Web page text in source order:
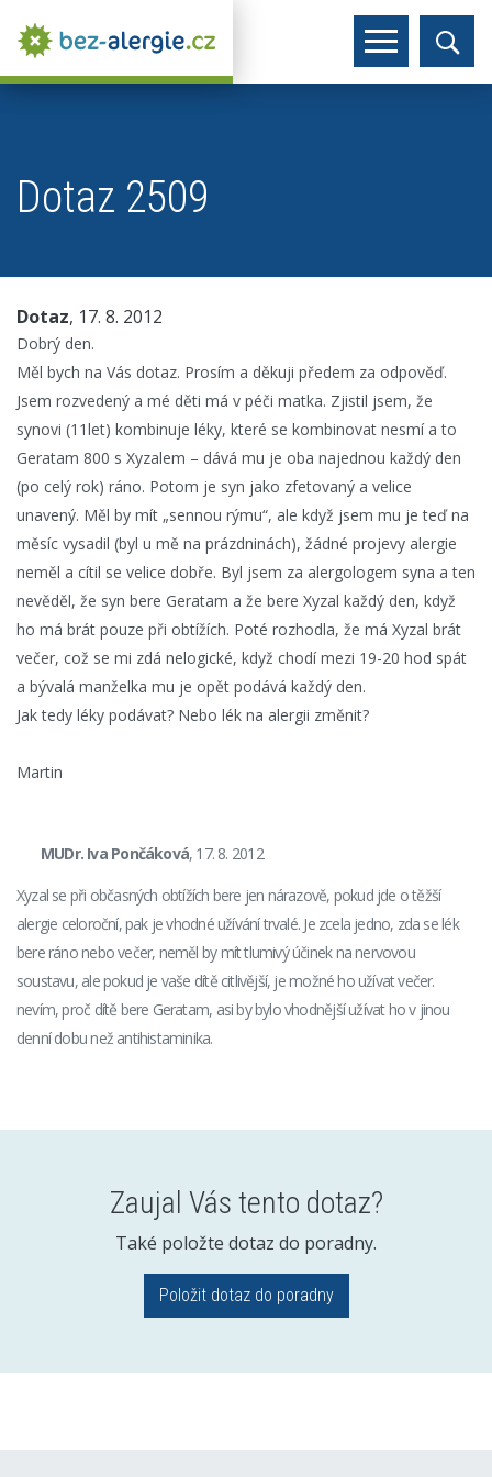
Dotaz 2509
Dotaz, 17. 8. 2012
Dobrý den.
Měl bych na Vás dotaz. Prosím a děkuji předem za odpověď.
Jsem rozvedený a mé děti má v péči matka. Zjistil jsem, že
synovi (11let) kombinuje léky, které se kombinovat nesmí a to
Geratam 800 s Xyzalem – dává mu je oba najednou každý den
(po celý rok) ráno. Potom je syn jako zfetovaný a velice
unavený. Měl by mít „sennou rýmu“, ale když jsem mu je teď na
měsíc vysadil (byl u mě na prázdninách), žádné projevy alergie
neměl a cítil se velice dobře. Byl jsem za alergologem syna a ten
nevěděl, že syn bere Geratam a že bere Xyzal každý den, když
ho má brát pouze při obtížích. Poté rozhodla, že má Xyzal brát
večer, což se mi zdá nelogické, když chodí mezi 19-20 hod spát
a bývalá manželka mu je opět podává každý den.
Jak tedy léky podávat? Nebo lék na alergii změnit?
Martin
MUDr. Iva Pončáková, 17. 8. 2012
Xyzal se při občasných obtížích bere jen nárazově, pokud jde o těžší
alergie celoroční, pak je vhodné užívání trvalé. Je zcela jedno, zda se lék
bere ráno nebo večer, neměl by mít tlumivý účinek na nervovou
soustavu, ale pokud je vaše dítě citlivější, je možné ho užívat večer.
nevím, proč dítě bere Geratam, asi by bylo vhodnější užívat ho v jinou
denní dobu než antihistaminika.
Zaujal Vás tento dotaz?
Také položte dotaz do poradny.
Položit dotaz do poradny